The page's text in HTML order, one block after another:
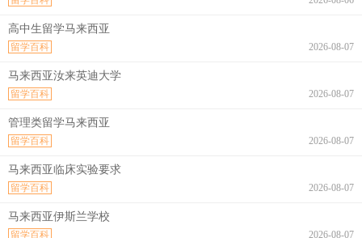
高中生留学马来西亚
2026-08-07
留学百科
马来西亚汝来英迪大学
2026-08-07
留学百科
管理类留学马来西亚
2026-08-07
留学百科
马来西亚临床实验要求
2026-08-07
留学百科
马来西亚伊斯兰学校
2026-08-07
留学百科